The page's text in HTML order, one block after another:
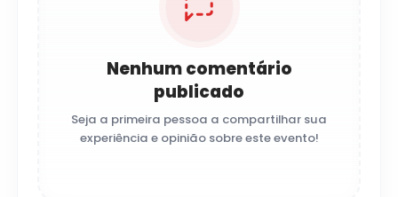
Nenhum comentário
publicado
Seja a primeira pessoa a compartilhar sua
experiência e opinião sobre este evento!